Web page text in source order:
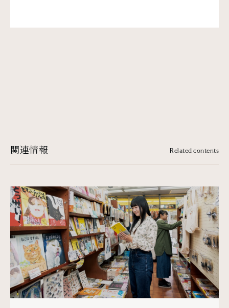
関連情報 Related contents